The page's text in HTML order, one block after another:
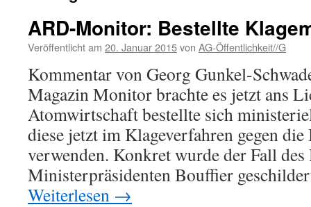
ARD-Monitor: Bestellte
Veröffentlicht am 20. Januar 2015von AG-Öffentlichkeit//G
Kommentar von Georg Gunkel-
Magazin Monitor brachte es jetzt ans
Atomwirtschaft bestellte sich
diese jetzt im Klageverfahren gegen
verwenden. Konkret wurde der Fall des
Ministerpräsidenten Bouffier
Weiterlesen →